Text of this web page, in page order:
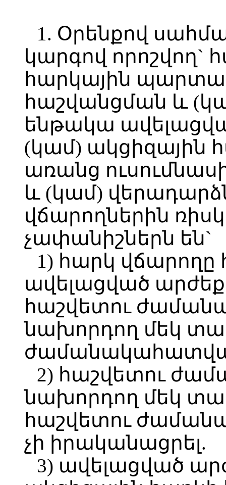
1. Օրենքով
կարգով որոշվող`
հարկային
հաշվանցման և
ենթակա
(կամ) ակցիզային
առանց
և (կամ)
վճարողներին
չափանիշներն են`
1) հարկ վճարողը
ավելացված
հաշվետու
նախորդող մեկ
2) հաշվետու
նախորդող մեկ
հաշվետու
չի իրականացրել.
3) ավելացված